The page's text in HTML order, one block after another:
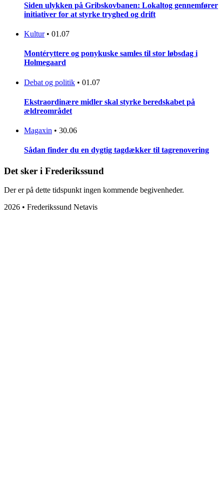
Siden ulykken på Gribskovbanen: Lokaltog gennemfører
initiativer for at styrke tryghed og drift
Kultur • 01.07
Montéryttere og ponykuske samles til stor løbsdag i
Holmegaard
Debat og politik • 01.07
Ekstraordinære midler skal styrke beredskabet på
ældreområdet
Magaxin • 30.06
Sådan finder du en dygtig tagdækker til tagrenovering
Det sker i Frederikssund
Der er på dette tidspunkt ingen kommende begivenheder.
2026 • Frederikssund Netavis